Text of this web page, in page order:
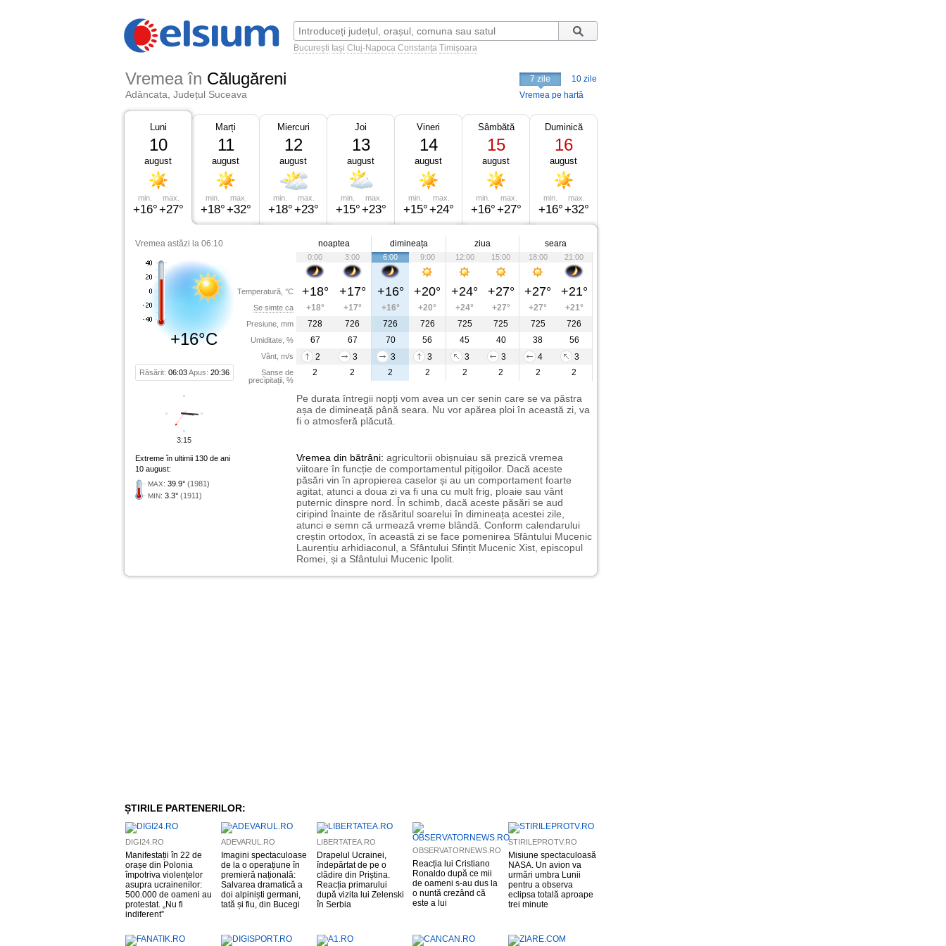
București Iași Cluj-Napoca Constanța Timișoara
Vremea în Călugăreni
Adâncata, Județul Suceava
7 zile
10 zile
Vremea pe hartă
Luni
10
august
min.
+16°
max.
+27°
Marți
11
august
min.
+18°
max.
+32°
Miercuri
12
august
min.
+18°
max.
+23°
Joi
13
august
min.
+15°
max.
+23°
Vineri
14
august
min.
+15°
max.
+24°
Sâmbătă
15
august
min.
+16°
max.
+27°
Duminică
16
august
min.
+16°
max.
+32°
Vremea astăzi la 06:10
+16°C
Răsărit: 06:03Apus: 20:36
Temperatură, °C
Se simte ca
Presiune, mm
Umiditate, %
Vânt, m/s
Șanse de
precipitații, %
noaptea dimineața ziua seara
0:00 3:00 6:00 9:00 12:00 15:00 18:00 21:00
+18° +17° +16° +20° +24° +27° +27° +21°
+18° +17° +16° +20° +24° +27° +27°
+21°
728
726 726 726 725 725 725
726
67
67 70 56 45 40 38
56
2
3 3 3 3 3 4
3
2
2 2 2 2 2 2 2
Pe durata întregii nopți vom avea un cer senin care se va păstra
așa de dimineață până seara. Nu vor apărea ploi în această zi, va
fi o atmosferă plăcută.
Extreme în ultimii 130 de ani
10 august:
MAX: 39.9° (1981)
MIN: 3.3° (1911)
Vremea din bătrâni: agricultorii obișnuiau să prezică vremea
viitoare în funcție de comportamentul pițigoilor. Dacă aceste
păsări vin în apropierea caselor și au un comportament foarte
agitat, atunci a doua zi va fi una cu mult frig, ploaie sau vânt
puternic dinspre nord. În schimb, dacă aceste păsări se aud
ciripind înainte de răsăritul soarelui în dimineața acestei zile,
atunci e semn că urmează vreme blândă. Conform calendarului
creștin ortodox, în această zi se face pomenirea Sfântului Mucenic
Laurențiu arhidiaconul, a Sfântului Sfințit Mucenic Xist, episcopul
Romei, și a Sfântului Mucenic Ipolit.
3:15
ȘTIRILE PARTENERILOR:
DIGI24.RO
Manifestații în 22 de
orașe din Polonia
împotriva violențelor
asupra ucrainenilor:
500.000 de oameni au
protestat. „Nu fi
indiferent”
ADEVARUL.RO
Imagini spectaculoase
de la o operațiune în
premieră națională:
Salvarea dramatică a
doi alpiniști germani,
tată și fiu, din Bucegi
LIBERTATEA.RO
Drapelul Ucrainei,
îndepărtat de pe o
clădire din Priștina.
Reacția primarului
după vizita lui Zelenski
în Serbia
OBSERVATORNEWS.RO
Reacția lui Cristiano
Ronaldo după ce mii
de oameni s-au dus la
o nuntă crezând că
este a lui
STIRILEPROTV.RO
Misiune spectaculoasă
NASA. Un avion va
urmări umbra Lunii
pentru a observa
eclipsa totală aproape
trei minute